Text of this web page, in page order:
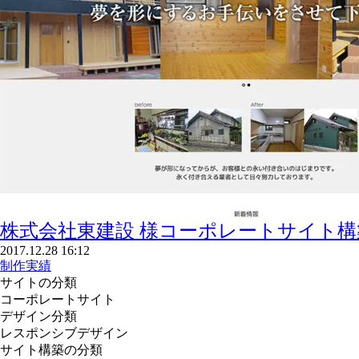
株式会社東建設 様コーポレートサイト
2017.12.28 16:12
制作実績
サイトの分類
コーポレートサイト
デザイン分類
レスポンシブデザイン
サイト構築の分類